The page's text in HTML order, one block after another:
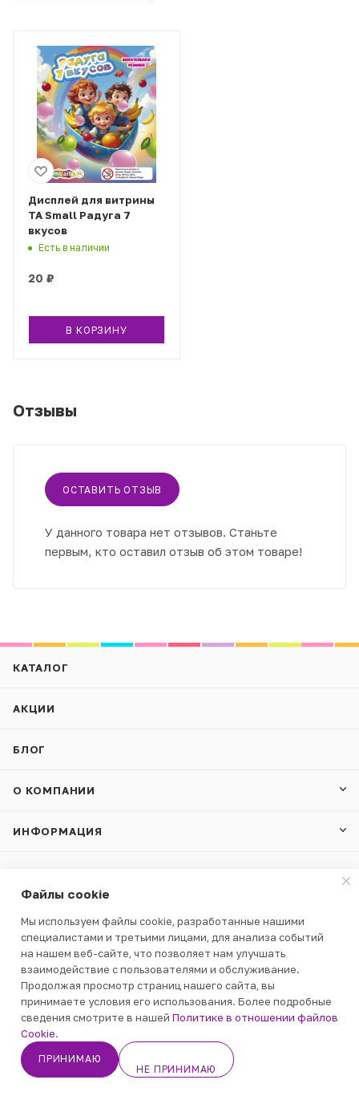
В КОРЗИНУ
Дисплей для витрины
ТА Small Радуга 7
вкусов
Есть в наличии
20 ₽
В КОРЗИНУ
Отзывы
ОСТАВИТЬ ОТЗЫВ
У данного товара нет отзывов. Станьте
первым, кто оставил отзыв об этом товаре!
КАТАЛОГ
АКЦИИ
БЛОГ
О КОМПАНИИ
ИНФОРМАЦИЯ
8 800 250 3805
По общим вопросам -
office@gumballs.ru
Оформить заказ - zakaz@gumballs.ru
г. Москва, Проезд Ильменский, д.5,
офис 201, этаж 2
Файлы cookie
Мы используем файлы cookie, разработанные нашими
специалистами и третьими лицами, для анализа событий
на нашем веб-сайте, что позволяет нам улучшать
взаимодействие с пользователями и обслуживание.
Продолжая просмотр страниц нашего сайта, вы
принимаете условия его использования. Более подробные
сведения смотрите в нашей Политике в отношении файлов
Cookie.
ПРИНИМАЮ
НЕ ПРИНИМАЮ
Кабинет
Корзина Избранные Каталог